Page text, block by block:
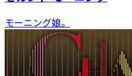
モーニング娘。